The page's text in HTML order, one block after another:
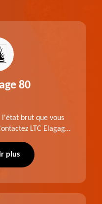
80
l'état brut que vous
LTC Elagage
les règles de l'art.
plus